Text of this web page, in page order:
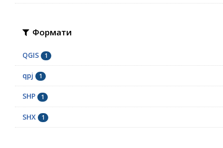
Формати
QGIS 1
qpj 1
SHP 1
SHX 1